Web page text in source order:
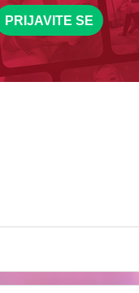
PRIJAVITE SE